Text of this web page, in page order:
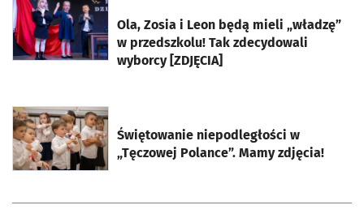
Ola, Zosia i Leon będą mieli „władzę”
w przedszkolu! Tak zdecydowali
wyborcy [ZDJĘCIA]
otworzy się w nowej karcie
Świętowanie niepodległości w
„Tęczowej Polance”. Mamy zdjęcia!
otworzy się w nowej karcie